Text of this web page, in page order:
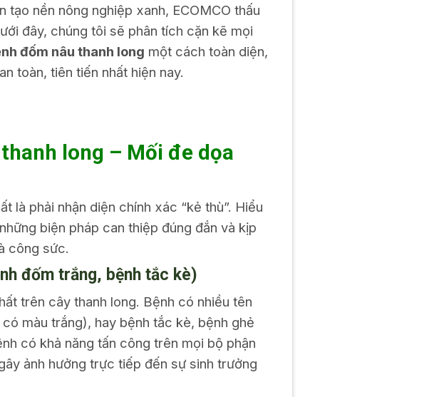
tạo nền nông nghiệp xanh, ECOMCO thấu
đây, chúng tôi sẽ phân tích cặn kẽ mọi
đốm nâu thanh long một cách toàn diện,
toàn, tiên tiến nhất hiện nay.
long – Mối đe dọa
là phải nhận diện chính xác “kẻ thù”. Hiểu
biện pháp can thiệp đúng đắn và kịp
công sức.
đốm trắng, bệnh tắc kè)
trên cây thanh long. Bệnh có nhiều tên
màu trắng), hay bệnh tắc kè, bệnh ghẻ
có khả năng tấn công trên mọi bộ phận
ảnh hưởng trực tiếp đến sự sinh trưởng